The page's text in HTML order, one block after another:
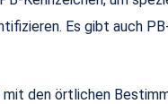
Es gibt auch
den örtlichen